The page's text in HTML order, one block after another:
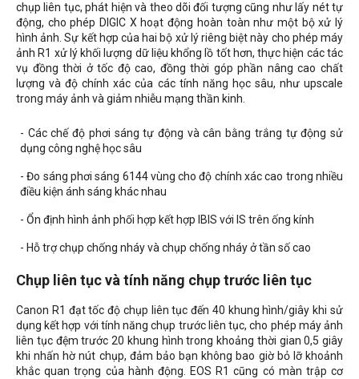
chụp liên tục, phát hiện và theo dõi đối tượng cũng như lấy nét tự
động, cho phép DIGIC X hoạt động hoàn toàn như một bộ xử lý
hình ảnh. Sự kết hợp của hai bộ xử lý riêng biệt này cho phép máy
ảnh R1 xử lý khối lượng dữ liệu khổng lồ tốt hơn, thực hiện các tác
vụ đồng thời ở tốc độ cao, đồng thời góp phần nâng cao chất
lượng và độ chính xác của các tính năng học sâu, như upscale
trong máy ảnh và giảm nhiễu mạng thần kinh.
- Các chế độ phơi sáng tự động và cân bằng trắng tự động sử
dụng công nghệ học sâu
- Đo sáng phơi sáng 6144 vùng cho độ chính xác cao trong nhiều
điều kiện ánh sáng khác nhau
- Ổn định hình ảnh phối hợp kết hợp IBIS với IS trên ống kính
- Hỗ trợ chụp chống nháy và chụp chống nháy ở tần số cao
Chụp liên tục và tính năng chụp trước liên tục
Canon R1 đạt tốc độ chụp liên tục đến 40 khung hình/giây khi sử
dụng kết hợp với tính năng chụp trước liên tục, cho phép máy ảnh
liên tục đệm trước 20 khung hình trong khoảng thời gian 0,5 giây
khi nhấn hờ nút chụp, đảm bảo bạn không bao giờ bỏ lỡ khoảnh
khắc quan trọng của hành động. EOS R1 cũng có màn trập cơ